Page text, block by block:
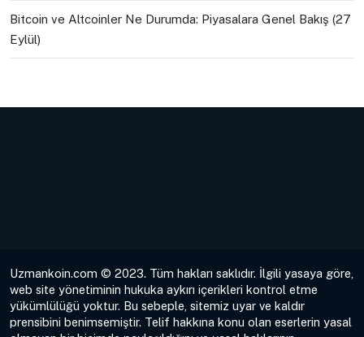
Bitcoin ve Altcoinler Ne Durumda: Piyasalara Genel Bakış (27
Eylül)
Uzmankoin.com © 2023. Tüm hakları saklıdır. İlgili yasaya göre,
web site yönetiminin hukuka aykırı içerikleri kontrol etme
yükümlülüğü yoktur. Bu sebeple, sitemiz uyar ve kaldır
prensibini benimsemiştir. Telif hakkına konu olan eserlerin yasal